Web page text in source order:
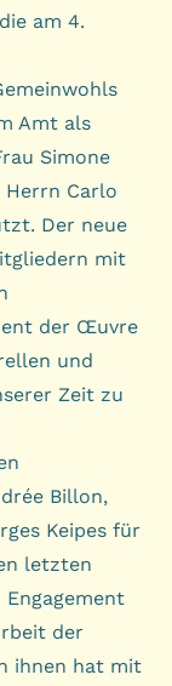
am 4.
Amt als
Simone
Herrn Carlo
Der neue
mit
der Œuvre
und
Zeit zu
Billon,
Keipes für
letzten
der
ihnen hat mit